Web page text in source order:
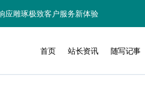
应雕琢极致客户服务新体验
，智驱大数据秒级决策响应
据洪流，重塑大数据处理新科技
首页 站长资讯 随写记事